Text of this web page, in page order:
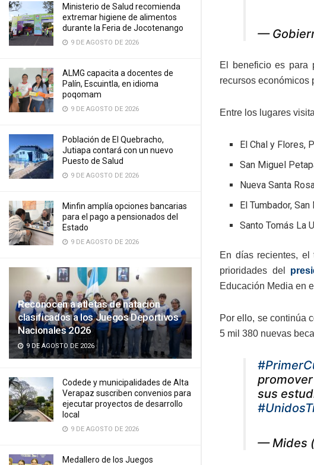
Ministerio de Salud recomienda
extremar higiene de alimentos
durante la Feria de Jocotenango
9 DE AGOSTO DE 2026
ALMG capacita a docentes de
Palín, Escuintla, en idioma
poqomam
9 DE AGOSTO DE 2026
Población de El Quebracho,
Jutiapa contará con un nuevo
Puesto de Salud
9 DE AGOSTO DE 2026
Minfin amplía opciones bancarias
para el pago a pensionados del
Estado
9 DE AGOSTO DE 2026
Reconocen a atletas de natación
clasificados a los Juegos Deportivos
Nacionales 2026
9 DE AGOSTO DE 2026
Codede y municipalidades de Alta
Verapaz suscriben convenios para
ejecutar proyectos de desarrollo
local
9 DE AGOSTO DE 2026
Medallero de los Juegos
—
El beneficio es para
recursos económicos
Entre los lugares
El Chal y Flores,
San Miguel
Nueva Santa
El Tumbador,
Santo Tomás La
En días recientes,
prioridades del
Educación Media en
Por ello, se continúa
5 mil 380 nuevas
sus
— Mides